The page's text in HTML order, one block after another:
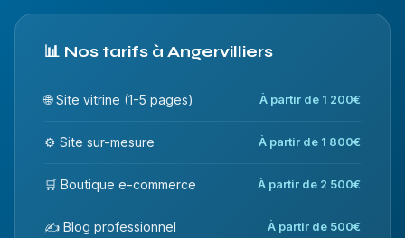
📊 Nos tarifs à Angervilliers
🌐 Site vitrine (1-5 pages) À partir de 1 200€
⚙️ Site sur-mesure À partir de 1 800€
🛒 Boutique e-commerce À partir de 2 500€
✍️ Blog professionnel À partir de 500€